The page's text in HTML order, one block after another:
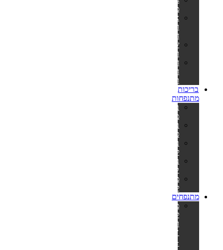
מתנפח
אביזרים
וחלקי
חילוף
שואבים
ורשתות
חומרי
חיטוי
ומתכלים
בריכות
מתנפחות
בריכות
מתנפחות
בריכות
פעילות
בריכות
לפעוטות
בריכות
קשיחות
משאבות
לניפוח
מתנפחים
מתנפחים
למסיבות
ואירועים
🎊
⭐